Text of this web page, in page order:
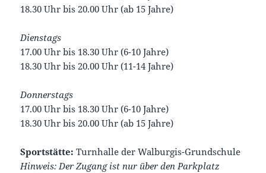
18.30 Uhr bis 20.00 Uhr (ab 15 Jahre)
Dienstags
17.00 Uhr bis 18.30 Uhr (6-10 Jahre)
18.30 Uhr bis 20.00 Uhr (11-14 Jahre)
Donnerstags
17.00 Uhr bis 18.30 Uhr (6-10 Jahre)
18.30 Uhr bis 20.00 Uhr (ab 15 Jahre)
Sportstätte: Turnhalle der Walburgis-Grundschule
Hinweis: Der Zugang ist nur über den Parkplatz